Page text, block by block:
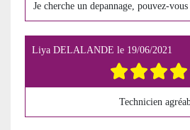
Je cherche un depannage, pouvez-
Liya DELALANDE le 19/06/2021
Technicien